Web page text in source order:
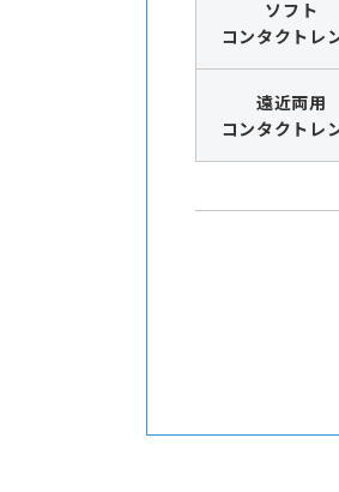
ソフト
コンタクトレ
遠近両用
コンタクトレ